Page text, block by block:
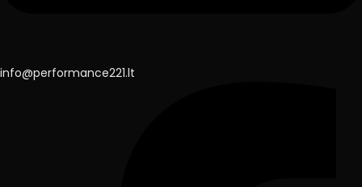
info@performance221.lt